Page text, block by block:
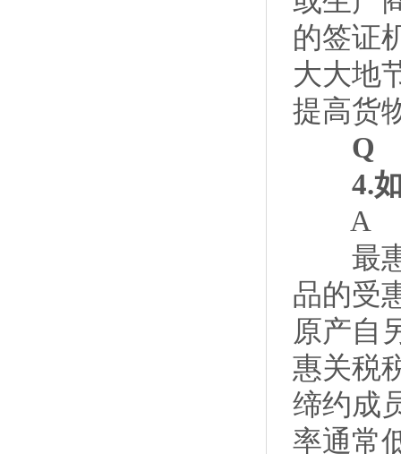
的签证
大大地
提高货
Q
4.如
A
最惠
品的受
原产自
惠关税
缔约成
率通常